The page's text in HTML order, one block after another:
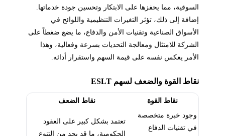
السوقية، مما يحفزها على الابتكار وتحسين جودة خدماتها.
إضافة إلى ذلك، تؤثر التغيرات التنظيمية واللوائح في
الأسواق الصناعية وتقنيات الأمن والدفاع، ما يضع ضغطاً على
الشركة للامتثال ومعالجة التحديات بسرعة وفعالية، وهذا
الأمر يعكس نفسه على قيمة السهم واستقرار أدائه.
نقاط القوة والضعف لسهم ESLT
نقاط القوة
نقاط الضعف
وجود خبرة متخصصة
في تقنيات الدفاع
تعتمد بشكل كبير على العقود
الحكومية، ما قد يحد من التنوع